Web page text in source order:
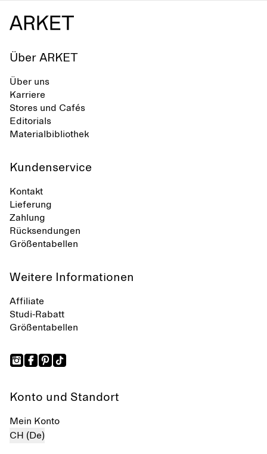
Über ARKET
Über uns
Karriere
Stores und Cafés
Editorials
Materialbibliothek
Kundenservice
Kontakt
Lieferung
Zahlung
Rücksendungen
Größentabellen
Weitere Informationen
Affiliate
Studi-Rabatt
Größentabellen
Konto und Standort
Mein Konto
CH (De)